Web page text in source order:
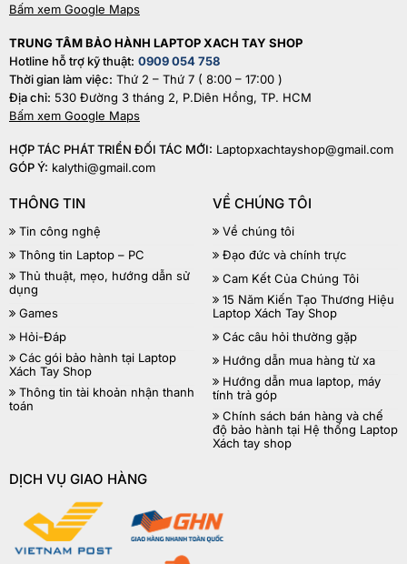
Bấm xem Google Maps
TRUNG TÂM BẢO HÀNH LAPTOP XACH TAY SHOP
Hotline hỗ trợ kỹ thuật: 0909 054 758
Thời gian làm việc: Thứ 2 – Thứ 7 ( 8:00 – 17:00 )
Địa chỉ: 530 Đường 3 tháng 2, P.Diên Hồng, TP. HCM
Bấm xem Google Maps
HỢP TÁC PHÁT TRIỂN ĐỐI TÁC MỚI: Laptopxachtayshop@gmail.com
GÓP Ý: kalythi@gmail.com
THÔNG TIN
Tin công nghệ
Thông tin Laptop – PC
Thủ thuật, mẹo, hướng dẫn sử
dụng
Games
Hỏi-Đáp
Các gói bảo hành tại Laptop
Xách Tay Shop
Thông tin tài khoản nhận thanh
toán
VỀ CHÚNG TÔI
Về chúng tôi
Đạo đức và chính trực
Cam Kết Của Chúng Tôi
15 Năm Kiến Tạo Thương Hiệu
Laptop Xách Tay Shop
Các câu hỏi thường gặp
Hướng dẫn mua hàng từ xa
Hướng dẫn mua laptop, máy
tính trả góp
Chính sách bán hàng và chế
độ bảo hành tại Hệ thống Laptop
Xách tay shop
DỊCH VỤ GIAO HÀNG